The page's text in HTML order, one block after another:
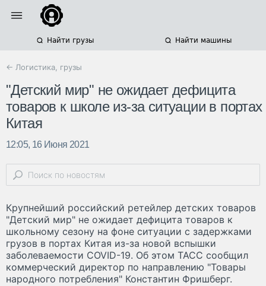
Найти грузы Найти машины
← Логистика, грузы
"Детский мир" не ожидает дефицита
товаров к школе из-за ситуации в портах
Китая
12:05, 16 Июня 2021
Крупнейший российский ретейлер детских товаров
"Детский мир" не ожидает дефицита товаров к
школьному сезону на фоне ситуации с задержками
грузов в портах Китая из-за новой вспышки
заболеваемости COVID-19. Об этом ТАСС сообщил
коммерческий директор по направлению "Товары
народного потребления" Константин Фришберг.